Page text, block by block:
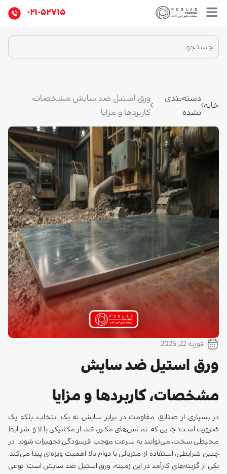
۰۲۱-۵۲۷۱۵
خانه
دسته‌بندی
نشده
ورق استیل ضد سایش مشخصات،
کاربردها و مزایا
فوریه 22, 2026
ورق استیل ضد سایش
مشخصات، کاربردها و مزایا
در بسیاری از صنایع، مقاومت در برابر سایش نه یک انتخاب، بلکه یک
ضرورت است؛ جایی که تماس‌های مکرر، فشار مکانیکی بالا و شرایط
محیطی سخت، می‌توانند به سرعت موجب فرسودگی تجهیزات شوند. در
چنین شرایطی، استفاده از متریالی با دوام بالا اهمیت ویژه‌ای پیدا می‌کند.
یکی از گزینه‌های کارآمد در این زمینه، ورق استیل ضد سایش است؛ نوعی